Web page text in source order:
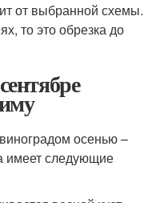
от выбранной схемы.
то это обрезка до
осенью –
имеет следующие